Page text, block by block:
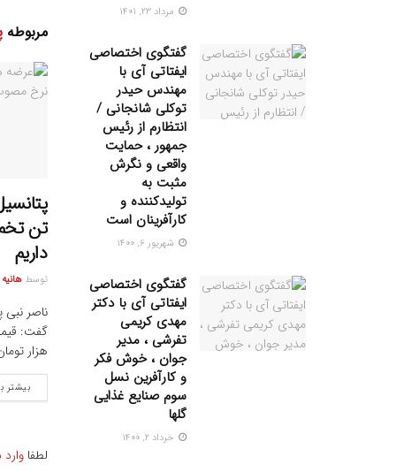
مربوطه
تن
داریم
توسط
ناصر نبی
هزار
بیشتر
لطفا
مرداد ۲۳, ۱۴۰۱
گفتگوی اختصاصی
ایفتاتی آی با
مهندس حیدر
توکلی شانجانی /
انتظارم از رئیس
جمهور ، حمایت
واقعی و نگرش
مثبت به
تولیدکننده و
کارآفرینان است
شهریور ۶, ۱۴۰۰
گفتگوی اختصاصی
ایفتاتی آی با دکتر
مهدی کریمی
تفرشی ، مدیر
جوان ، خوش فکر
و کارآفرین نسل
سوم صنایع غذایی
گلها
خرداد ۲, ۱۴۰۰